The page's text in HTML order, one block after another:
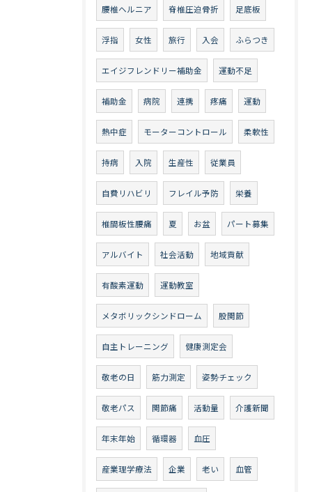
腰椎ヘルニア 脊椎圧迫骨折 足底板
浮指 女性 旅行 入会 ふらつき
エイジフレンドリー補助金 運動不足
補助金 病院 連携 疼痛 運動
熱中症 モーターコントロール 柔軟性
持病 入院 生産性 従業員
自費リハビリ フレイル予防 栄養
椎間板性腰痛 夏 お盆 パート募集
アルバイト 社会活動 地域貢献
有酸素運動 運動教室
メタボリックシンドローム 股関節
自主トレーニング 健康測定会
敬老の日 筋力測定 姿勢チェック
敬老パス 関節痛 活動量 介護新聞
年末年始 循環器 血圧
産業理学療法 企業 老い 血管